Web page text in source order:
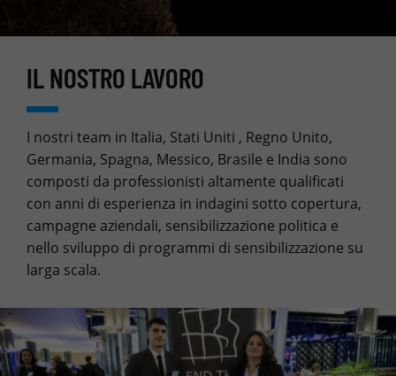
IL NOSTRO LAVORO
I nostri team in Italia, Stati Uniti , Regno Unito,
Germania, Spagna, Messico, Brasile e India sono
composti da professionisti altamente qualificati
con anni di esperienza in indagini sotto copertura,
campagne aziendali, sensibilizzazione politica e
nello sviluppo di programmi di sensibilizzazione su
larga scala.